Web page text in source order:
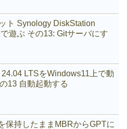
ト Synology DiskStation
遊ぶ その13: Gitサーバにす
LTSをWindows11上で動
13 自動起動する
保持したままMBRからGPTに